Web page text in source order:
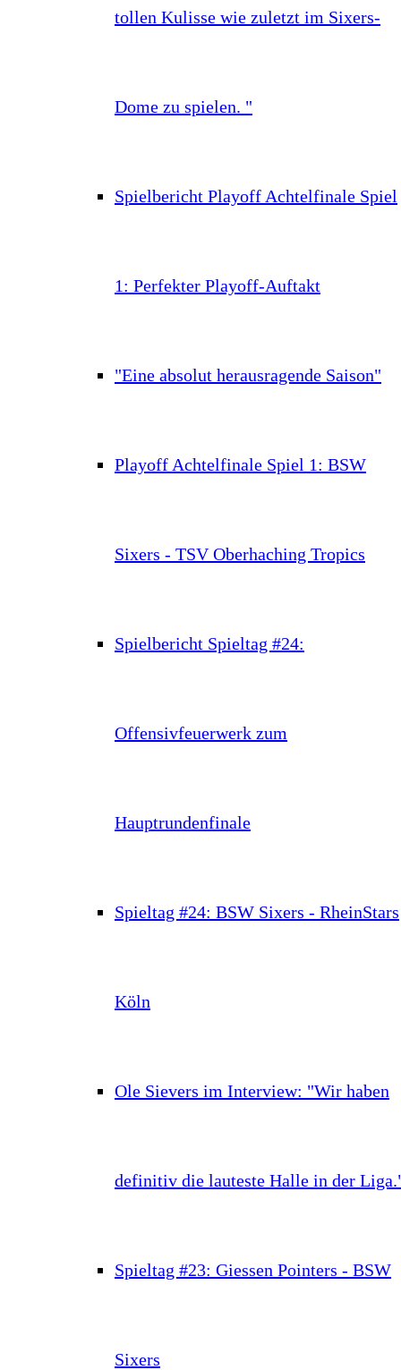
tollen Kulisse wie zuletzt im Sixers-
Dome zu spielen. "
Spielbericht Playoff Achtelfinale Spiel
1: Perfekter Playoff-Auftakt
"Eine absolut herausragende Saison"
Playoff Achtelfinale Spiel 1: BSW
Sixers - TSV Oberhaching Tropics
Spielbericht Spieltag #24:
Offensivfeuerwerk zum
Hauptrundenfinale
Spieltag #24: BSW Sixers - RheinStars
Köln
Ole Sievers im Interview: "Wir haben
definitiv die lauteste Halle in der
Spieltag #23: Giessen Pointers - BSW
Sixers